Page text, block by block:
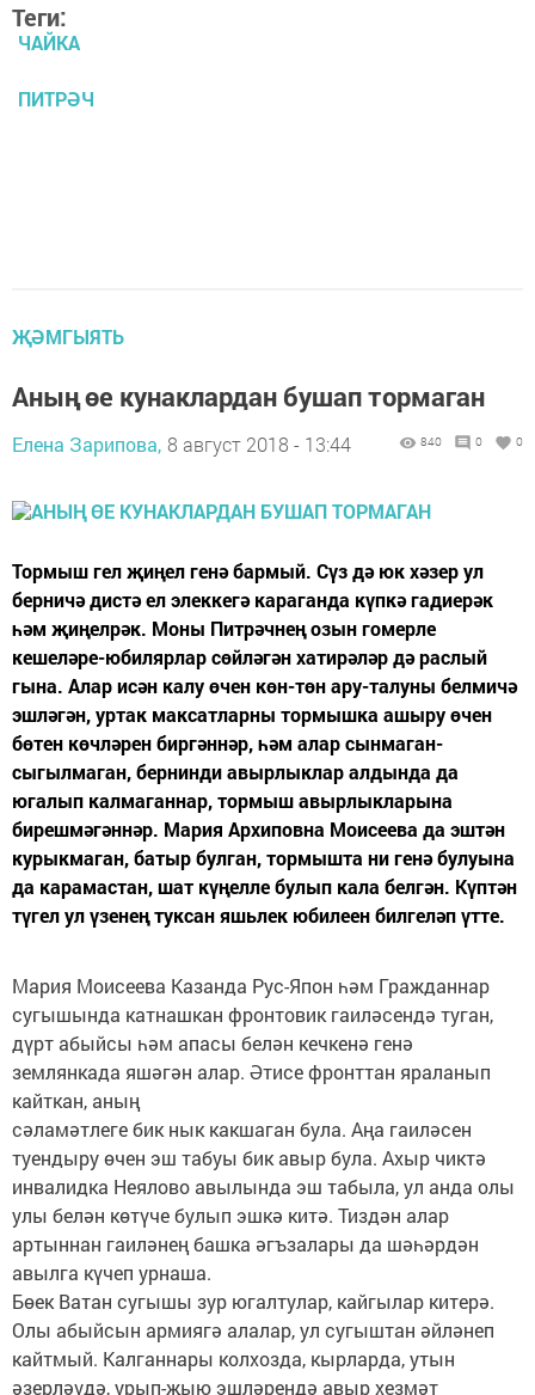
Теги:
ЧАЙКА
ПИТРӘЧ
ҖӘМГЫЯТЬ
Аның өе кунаклардан бушап тормаган
Елена Зарипова, 8 август 2018 - 13:44 840 0 0
Тормыш гел җиңел генә бармый. Сүз дә юк хәзер ул
берничә дистә ел элеккегә караганда күпкә гадиерәк
һәм җиңелрәк. Моны Питрәчнең озын гомерле
кешеләре-юбилярлар сөйләгән хатирәләр дә раслый
гына. Алар исән калу өчен көн-төн ару-талуны белмичә
эшләгән, уртак максатларны тормышка ашыру өчен
бөтен көчләрен биргәннәр, һәм алар сынмаган-
сыгылмаган, бернинди авырлыклар алдында да
югалып калмаганнар, тормыш авырлыкларына
бирешмәгәннәр. Мария Архиповна Моисеева да эштән
курыкмаган, батыр булган, тормышта ни генә булуына
да карамастан, шат күңелле булып кала белгән. Күптән
түгел ул үзенең туксан яшьлек юбилеен билгеләп үтте.
Мария Моисеева Казанда Рус-Япон һәм Гражданнар
сугышында катнашкан фронтовик гаиләсендә туган,
дүрт абыйсы һәм апасы белән кечкенә генә
землянкада яшәгән алар. Әтисе фронттан яраланып
кайткан, аның
сәламәтлеге бик нык какшаган була. Аңа гаиләсен
туендыру өчен эш табуы бик авыр була. Ахыр чиктә
инвалидка Неялово авылында эш табыла, ул анда олы
улы белән көтүче булып эшкә китә. Тиздән алар
артыннан гаиләнең башка әгъзалары да шәһәрдән
авылга күчеп урнаша.
Бөек Ватан сугышы зур югалтулар, кайгылар китерә.
Олы абыйсын армиягә алалар, ул сугыштан әйләнеп
кайтмый. Калганнары колхозда, кырларда, утын
әзерләүдә, урып-җыю эшләрендә авыр хезмәт